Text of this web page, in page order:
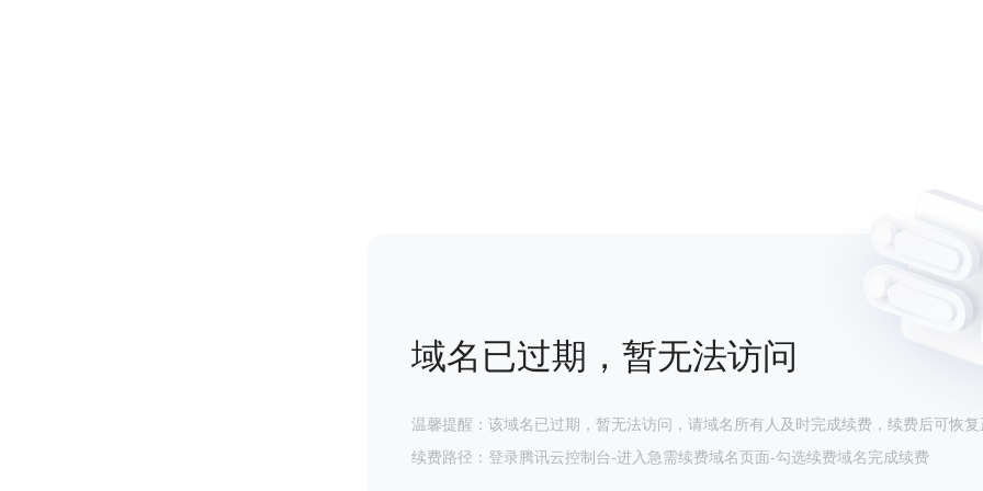
域名已过期，暂无法访问
温馨提醒：该域名已过期，暂无法访问，请域名所有人及时完成续费，续费后可恢复
续费路径：登录腾讯云控制台-进入急需续费域名页面-勾选续费域名完成续费